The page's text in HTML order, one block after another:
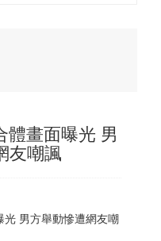
體畫面曝光 男
友嘲諷